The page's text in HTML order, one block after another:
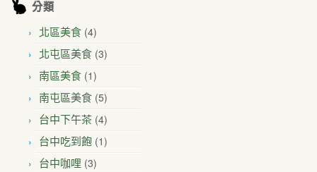
分類
北區美食 (4)
北屯區美食 (3)
南區美食 (1)
南屯區美食 (5)
台中下午茶 (4)
台中吃到飽 (1)
台中咖哩 (3)